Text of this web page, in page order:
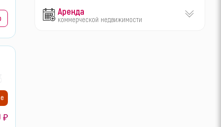
₽
Аренда
коммерческой недвижимости